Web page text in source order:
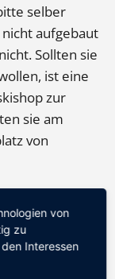
selber
aufgebaut
Sollten sie
ist eine
zur
sie am
von
des
von
zu
Interessen